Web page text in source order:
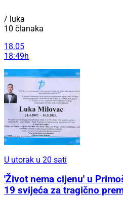
/ luka
10 članaka
18.05
18:49h
U utorak u 20 sati
'Život nema cijenu' u
19 svijeća za tragično